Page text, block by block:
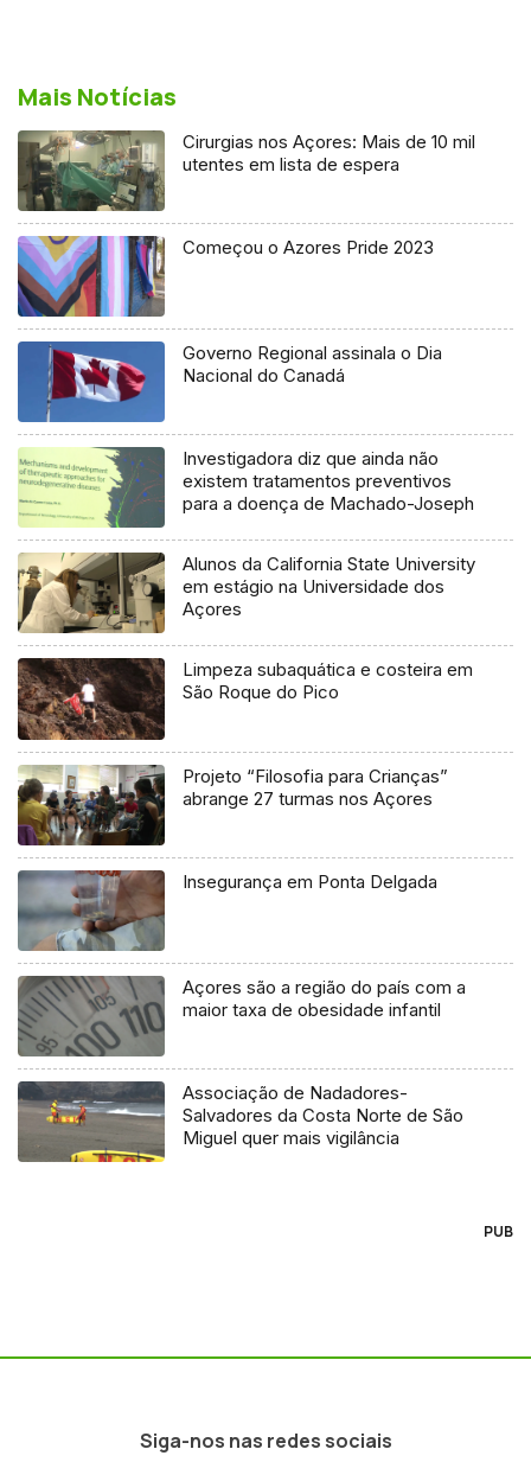
Mais Notícias
Cirurgias nos Açores: Mais de 10 mil
utentes em lista de espera
Começou o Azores Pride 2023
Governo Regional assinala o Dia
Nacional do Canadá
Investigadora diz que ainda não
existem tratamentos preventivos
para a doença de Machado-Joseph
Alunos da California State University
em estágio na Universidade dos
Açores
Limpeza subaquática e costeira em
São Roque do Pico
Projeto “Filosofia para Crianças”
abrange 27 turmas nos Açores
Insegurança em Ponta Delgada
Açores são a região do país com a
maior taxa de obesidade infantil
Associação de Nadadores-
Salvadores da Costa Norte de São
Miguel quer mais vigilância
PUB
Siga-nos nas redes sociais